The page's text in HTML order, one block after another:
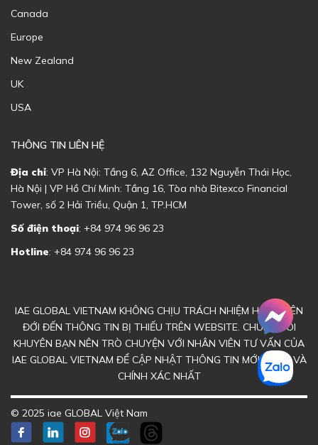
Canada
Europe
New Zealand
UK
USA
THÔNG TIN LIÊN HỆ
Địa chỉ: VP Hà Nội: Tầng 6, AZ Office, 132 Nguyễn Thái Học,
Hà Nội | VP Hồ Chí Minh: Tầng 16, Tòa nhà Bitexco Financial
Tower, số 2 Hải Triều, Quận 1, TP.HCM
Số điện thoại: +84 974 96 96 23
Hotline: +84 974 96 96 23
IAE GLOBAL VIETNAM KHÔNG CHỊU TRÁCH NHIỆM HOẶC LIÊN
ĐỚI ĐẾN THÔNG TIN BỊ THIẾU TRÊN WEBSITE. CHÚNG TÔI
KHUYÊN BẠN NÊN TRÒ CHUYỆN VỚI NHÂN VIÊN TƯ VẤN CỦA
IAE GLOBAL VIETNAM ĐỂ CẬP NHẬT THÔNG TIN MỚI NHẤT VÀ
CHÍNH XÁC NHẤT
© 2025 iae GLOBAL Việt Nam